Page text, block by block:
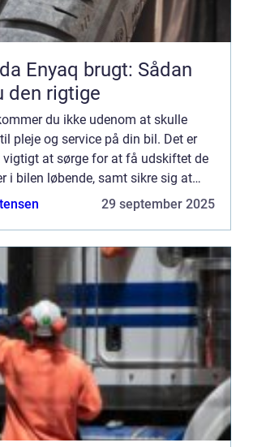
Enyaq brugt: Sådan
den rigtige
du ikke udenom at skulle
pleje og service på din bil. Det er
vigtigt at sørge for at få udskiftet de
i bilen løbende, samt sikre sig at
der er nødvendigt. Det er b...
29 september 2025